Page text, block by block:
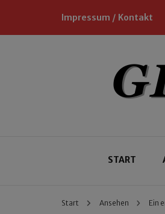
Impressum / Kontakt
START
Start Ansehen Ein